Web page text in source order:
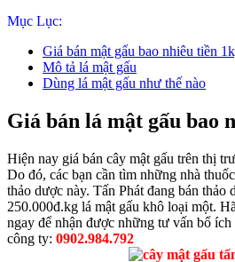
Mục Lục:
Giá bán mật gấu bao nhiêu tiền
Mô tả lá mật gấu
Dùng lá mật gấu như thế nào
Giá bán lá mật gấu bao
Hiện nay giá bán cây mật gấu trên thị
Do đó, các bạn cần tìm những nhà
thảo dược này. Tấn Phát đang bán thảo
250.000đ.kg lá mật gấu khô loại một.
ngay để nhận được những tư vấn bổ
công ty: 0902.984.792